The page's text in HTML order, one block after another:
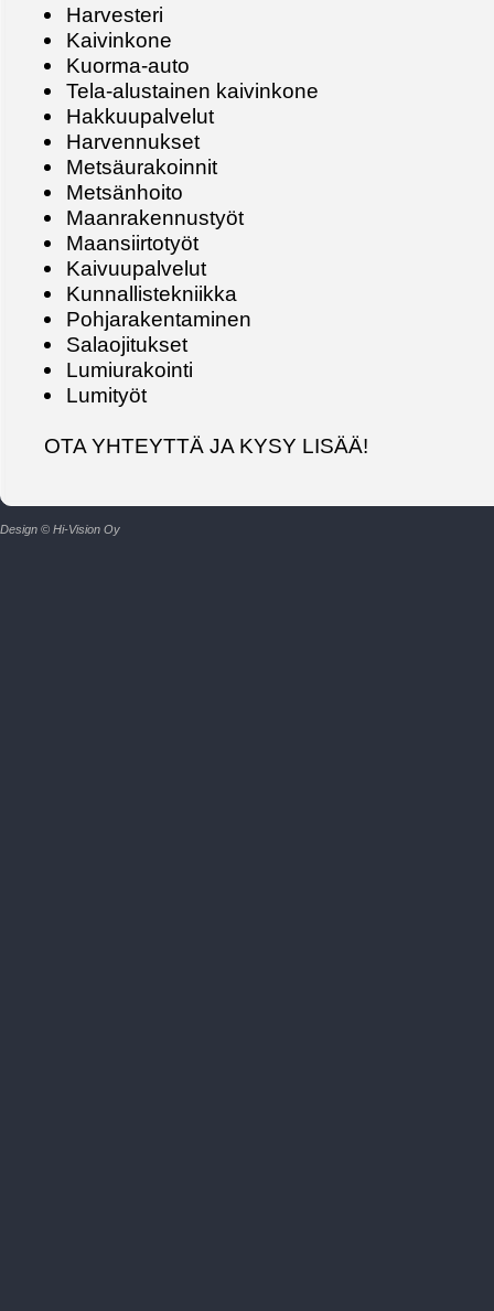
Harvesteri
Kaivinkone
Kuorma-auto
Tela-alustainen kaivinkone
Hakkuupalvelut
Harvennukset
Metsäurakoinnit
Metsänhoito
Maanrakennustyöt
Maansiirtotyöt
Kaivuupalvelut
Kunnallistekniikka
Pohjarakentaminen
Salaojitukset
Lumiurakointi
Lumityöt
OTA YHTEYTTÄ JA KYSY LISÄÄ!
Design © Hi-Vision Oy